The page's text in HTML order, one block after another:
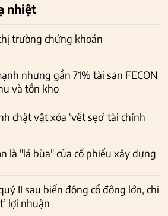
nhiệt
trường chứng khoán
nhưng gần 71% tài sản FECON
và tồn kho
chật vật xóa ‘vết sẹo’ tài chính
là "lá bùa" của cổ phiếu xây dựng
II sau biến động cổ đông lớn, chi
lợi nhuận